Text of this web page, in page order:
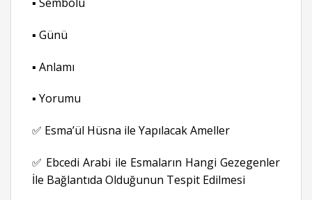
▪ Günü
▪ Anlamı
▪ Yorumu
✅ Esma’ül Hüsna ile Yapılacak Ameller
✅ Ebcedi Arabi ile Esmaların Hangi Gezegenler
İle Bağlantıda Olduğunun Tespit Edilmesi